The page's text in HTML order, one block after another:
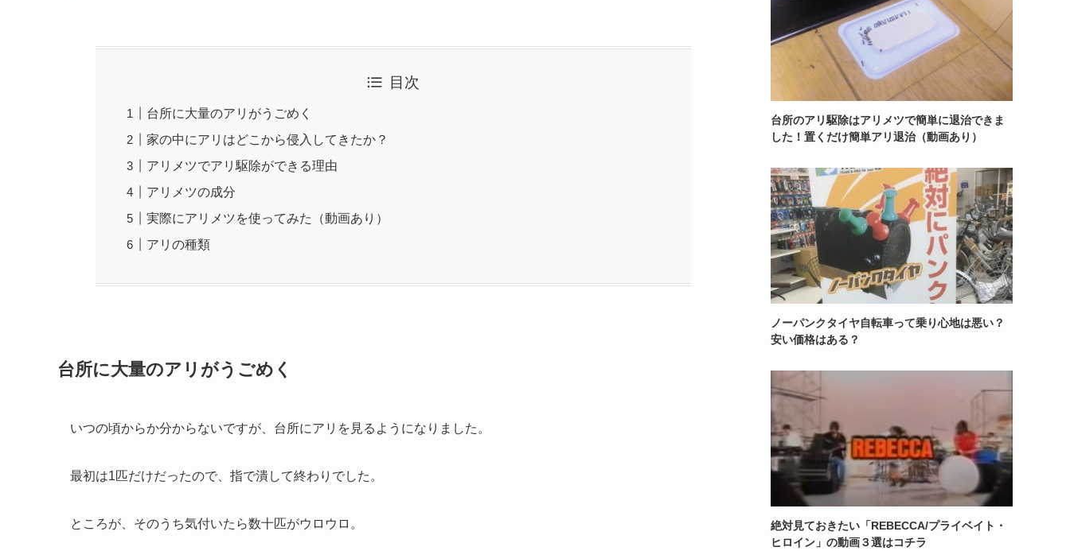
目次
台所に大量のアリがうごめく
家の中にアリはどこから侵入してきたか？
アリメツでアリ駆除ができる理由
アリメツの成分
実際にアリメツを使ってみた（動画あり）
アリの種類
台所に大量のアリがうごめく
いつの頃からか分からないですが、台所にアリを見るようになりました。
最初は1匹だけだったので、指で潰して終わりでした。
ところが、そのうち気付いたら数十匹がウロウロ。
台所のアリ駆除はアリメツで簡単に退治できま
した！置くだけ簡単アリ退治（動画あり）
ノーパンクタイヤ自転車って乗り心地は悪い？
安い価格はある？
絶対見ておきたい「REBECCA/プライベイト・
ヒロイン」の動画３選はコチラ